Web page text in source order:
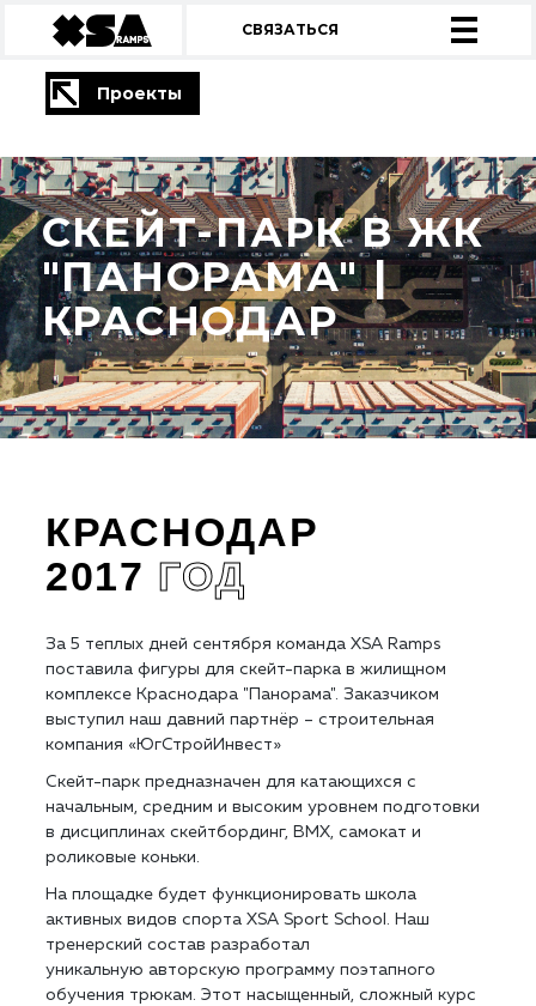
СВЯЗАТЬСЯ
Проекты
СКЕЙТ-ПАРК В ЖК
"ПАНОРАМА" |
КРАСНОДАР
КРАСНОДАР
2017 ГОД
За 5 теплых дней сентября команда XSA Ramps
поставила фигуры для скейт-парка в жилищном
комплексе Краснодара "Панорама". Заказчиком
выступил наш давний партнёр – строительная
компания «ЮгСтройИнвест»
Скейт-парк предназначен для катающихся с
начальным, средним и высоким уровнем подготовки
в дисциплинах скейтбординг, BMX, самокат и
роликовые коньки.
На площадке будет функционировать школа
активных видов спорта XSA Sport School. Наш
тренерский состав разработал
уникальную авторскую программу поэтапного
обучения трюкам. Этот насыщенный, сложный курс